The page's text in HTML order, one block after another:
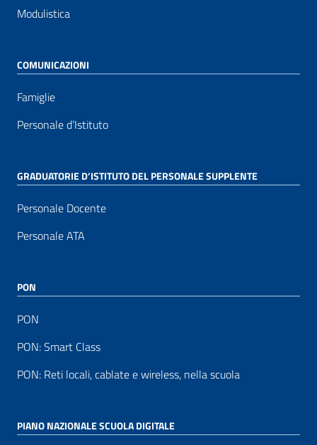
Modulistica
COMUNICAZIONI
Famiglie
Personale d’Istituto
GRADUATORIE D’ISTITUTO DEL PERSONALE SUPPLENTE
Personale Docente
Personale ATA
PON
PON
PON: Smart Class
PON: Reti locali, cablate e wireless, nella scuola
PIANO NAZIONALE SCUOLA DIGITALE